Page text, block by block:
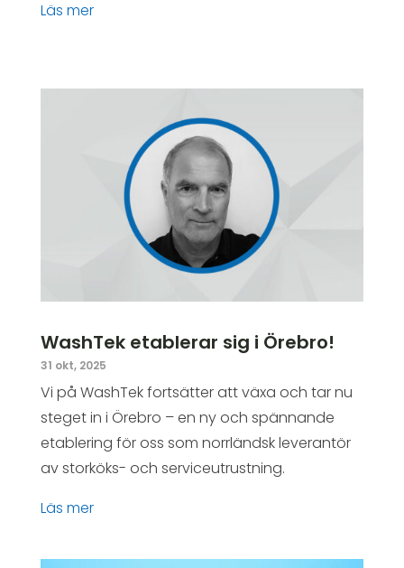
läs mer
WashTek etablerar sig i Örebro!
31 okt, 2025
Vi på WashTek fortsätter att växa och tar nu
steget in i Örebro – en ny och spännande
etablering för oss som norrländsk leverantör
av storköks- och serviceutrustning.
läs mer